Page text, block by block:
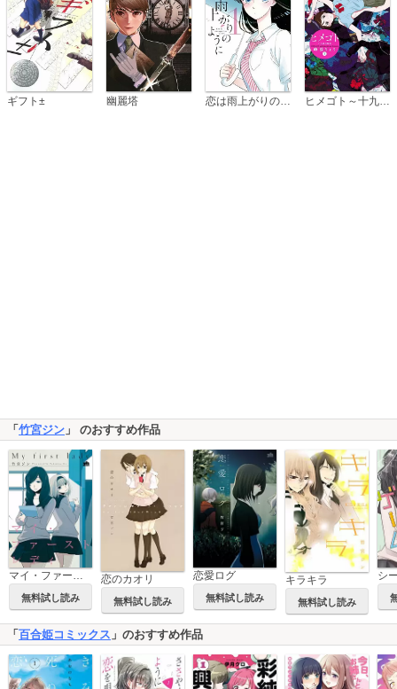
ギフト± 幽麗塔 ヒメゴト～十九歳の制服～
「竹宮ジン 」 のおすすめ作品
マイ・ファーストレディ
無料試し読み
恋のカオリ
無料試し読み
恋愛ログ
無料試し読み
キラキラ
無料試し読み
シ
「 百合姫コミックス 」のおすすめ作品